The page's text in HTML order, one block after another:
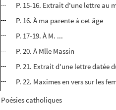
P. 15-16. Extrait d'une lettre au
P. 16. À ma parente à cet âge
P. 17-19. À M. ...
P. 20. À Mlle Massin
P. 21. Extrait d'une lettre datée
P. 22. Maximes en vers sur les
Poésies catholiques